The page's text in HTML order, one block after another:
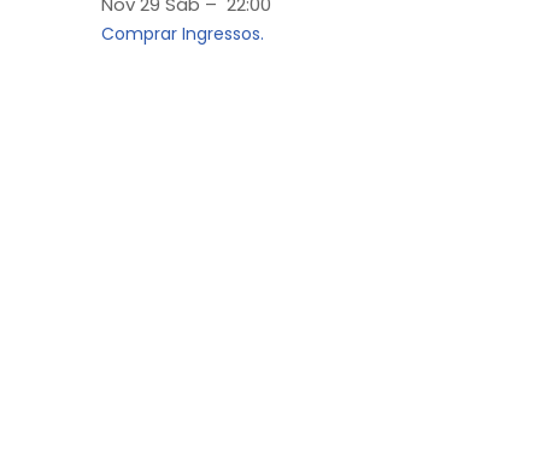
Comprar Ingressos.